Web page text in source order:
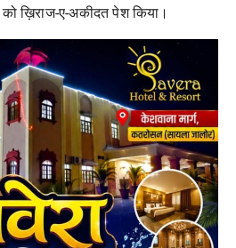
ख़िराज-ए-अकीदत पेश किया।